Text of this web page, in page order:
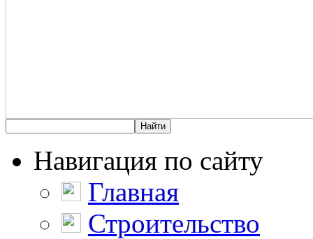
Навигация по сайту
Главная
Строительство